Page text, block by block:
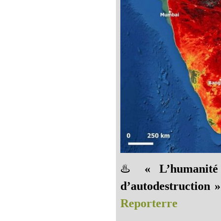
♨️ «
d’autodestruction
Reporterre